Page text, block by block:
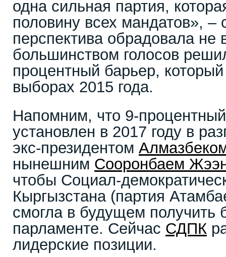
одна сильная партия,
половину всех мандатов», –
перспектива обрадовала не
большинством голосов
процентный барьер,
выборах 2015 года.
Напомним, что 9-
установлен в 2017 году в
экс-президентом
нынешним Сооронбаем
чтобы Социал-
Кыргызстана (партия
смогла в будущем получить
парламенте. Сейчас СДПК
лидерские позиции.